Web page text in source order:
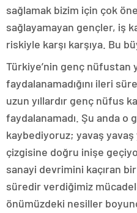
sağlamak bizim için çok
sağlayamayan gençler, iş
riskiyle karşı karşıya. Bu
Türkiye’nin genç nüfustan
faydalanamadığını ileri
uzun yıllardır genç nüfus
faydalanamadı. Şu anda o
kaybediyoruz; yavaş
çizgisine doğru inişe
sanayi devrimini kaçıran
süredir verdiğimiz
önümüzdeki nesiller